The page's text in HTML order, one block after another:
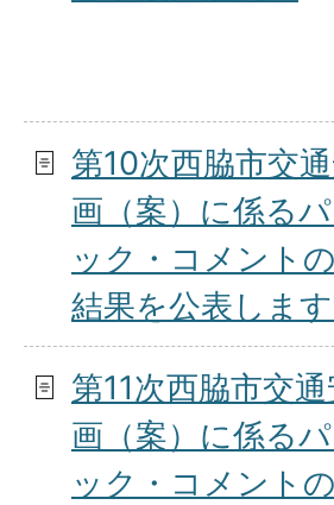
第10次西脇市交
画（案）に係るパ
ック・コメント
結果を公表します
第11次西脇市交
画（案）に係るパ
ック・コメント